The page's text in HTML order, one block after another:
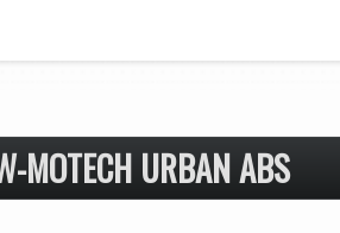
MOTECH URBAN ABS